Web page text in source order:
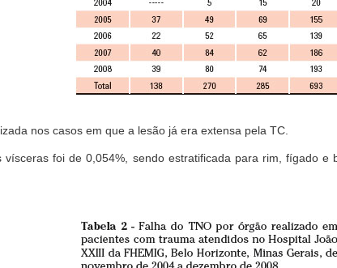
nos casos em que a lesão já era extensa pela TC.
foi de 0,054%, sendo estratificada para rim, fígado e